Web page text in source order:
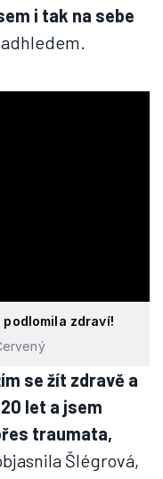
i tak na sebe
podlomila zdraví!
se žít zdravě a
let a jsem
traumata,
Šlégrová,